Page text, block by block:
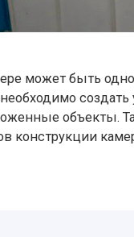
может быть
объекты.
конструкции